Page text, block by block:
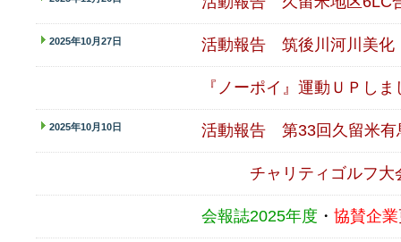
2025年10月27日 活動報告 筑後川河川美化
『ノーポイ』運動ＵＰしま
2025年10月10日 活動報告 第33回久留米
チャリティゴルフ大
会報誌2025年度 ・ 協賛企業